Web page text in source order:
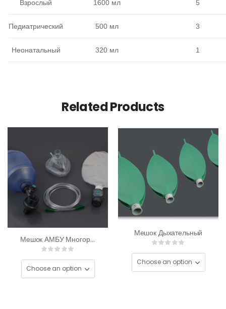
Взрослый 1600 мл 5
Педиатрический 500 мл 3
Неонатальный 320 мл 1
Related Products
Мешок АМБУ Многоразовый
Мешок Дыхательный